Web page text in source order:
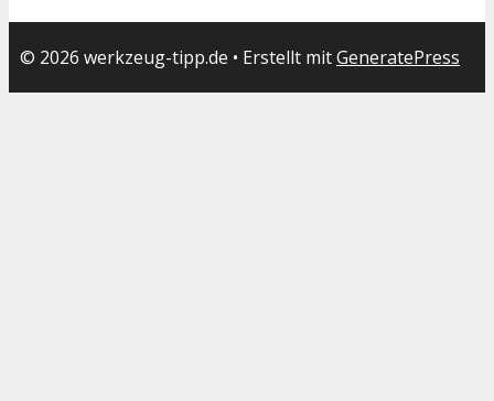
© 2026 werkzeug-tipp.de • Erstellt mitGeneratePress